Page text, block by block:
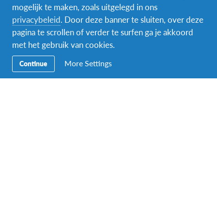
FacebookInstagram
mogelijk te maken, zoals uitgelegd in ons
privacybeleid. Door deze banner te sluiten, over deze
pagina te scrollen of verder te surfen ga je akkoord
met het gebruik van cookies.
Continue More Settings